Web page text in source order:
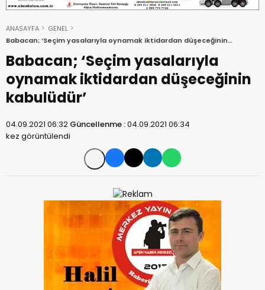
ANASAYFA
GENEL
Babacan; ‘Seçim yasalarıyla oynamak iktidardan düşeceğinin
kabulüdür’
Babacan; ‘Seçim yasalarıyla
oynamak iktidardan düşeceğinin
kabulüdür’
04.09.2021 06:32 Güncellenme :04.09.2021 06:34
kez görüntülendi